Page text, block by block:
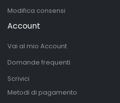
Modifica consensi
Account
Vai al mio Account
Domande frequenti
Scrivici
Metodi di pagamento